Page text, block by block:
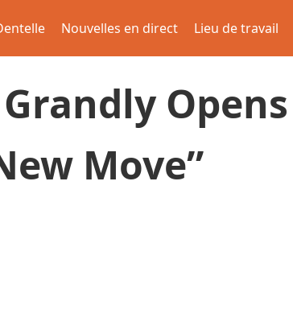
Nouvelles en direct Lieu de travail
Opens
Move”